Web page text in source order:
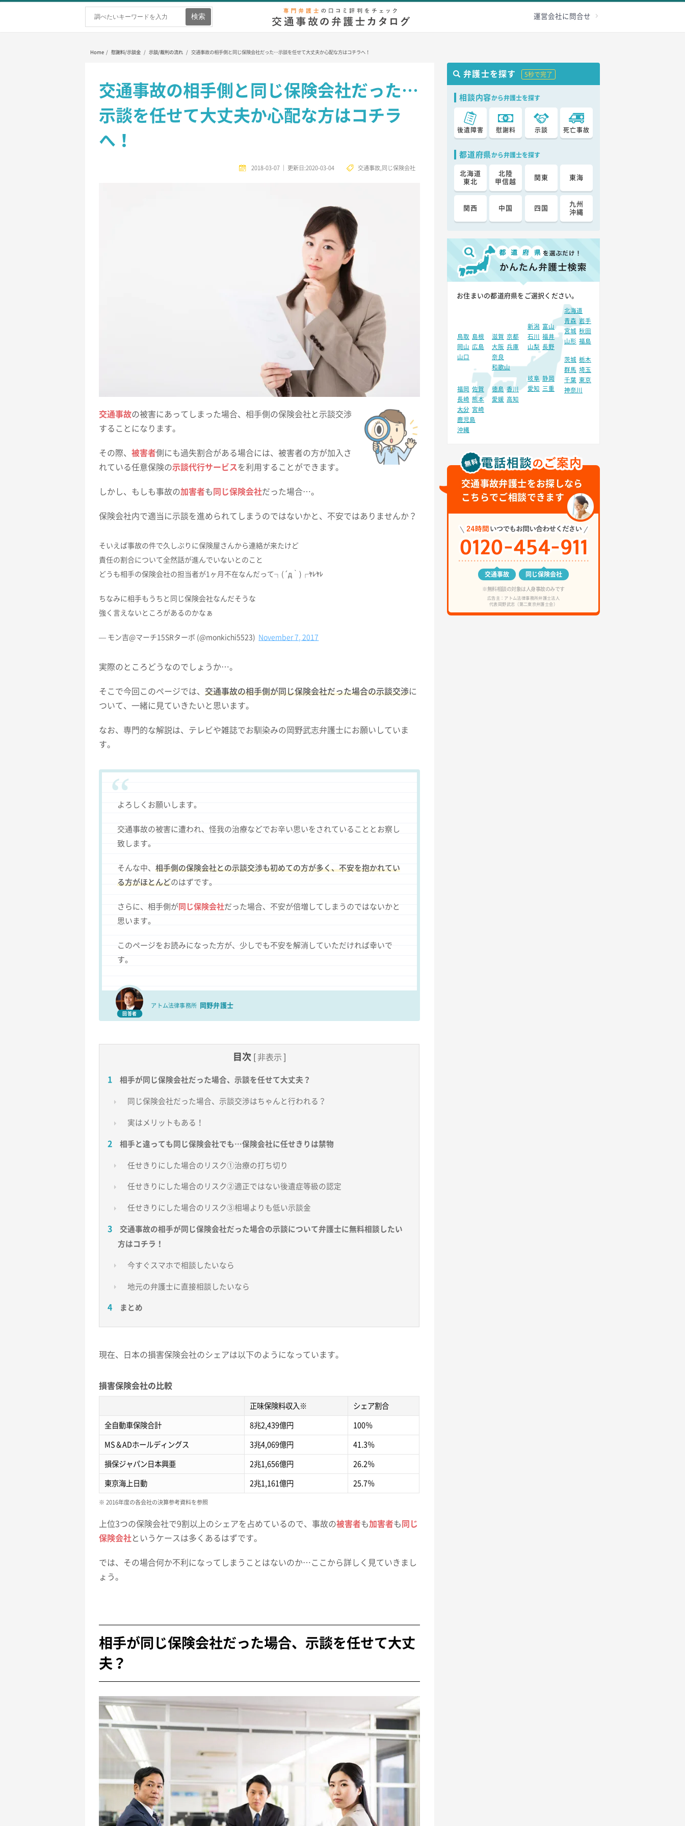
運営会社に問合せ
ホーム 弁護士を探す 弁護士費用 無料相談
Home / 慰謝料/示談金 / 示談/裁判の流れ / 交通事故の相手側と同じ保険会社だった…示談を任せて大丈夫か心配な方はコチラへ！
交通事故の相手側と同じ保険会社だった…
示談を任せて大丈夫か心配な方はコチラ
へ！
2018-03-07 交通事故
交通事故の被害にあってしまった場合、相手側の保険会社と示談交渉
することになります。
その際、被害者側にも過失割合がある場合には、被害者の方が加入さ
れている任意保険の示談代行サービス を利用することができます。
しかし、もしも事故の加害者も 同じ保険会社だった場合…。
保険会社内で適当に示談を進められてしまうのではないかと、不安ではありませんか？
そいえば事故の件で久しぶりに保険屋さんから連絡が来たけど
責任の割合について全然話が進んでいないとのこと
どうも相手の保険会社の担当者が1ヶ月不在なんだって┐(´д｀)┌ﾔﾚﾔﾚ
ちなみに相手もうちと同じ保険会社なんだそうな
強く言えないところがあるのかなぁ
— モン吉@マーチ15SRターボ (@monkichi5523) November 7, 2017
実際のところどうなのでしょうか…。
そこで今回このページでは、交通事故の相手側が同じ保険会社だった場合の示談交渉に
ついて、一緒に見ていきたいと思います。
なお、専門的な解説は、テレビや雑誌でお馴染みの岡野武志弁護士にお願いしていま
す。
回答者
アトム法律事務所 岡野弁護士
よろしくお願いします。
交通事故の被害に遭われ、怪我の治療などでお辛い思いをされていることとお察し
致します。
そんな中、相手側の保険会社との示談交渉も初めての方が多く、不安を抱かれてい
る方がほとんどのはずです。
さらに、相手側が 同じ保険会社だった場合、不安が倍増してしまうのではないかと
思います。
このページをお読みになった方が、少しでも不安を解消していただければ幸いで
す。
目次 非表示
相手が同じ保険会社だった場合、示談を任せて大丈夫？
同じ保険会社だった場合、示談交渉はちゃんと行われる？
実はメリットもある！
相手と違っても同じ保険会社でも…保険会社に任せきりは禁物
任せきりにした場合のリスク①治療の打ち切り
任せきりにした場合のリスク②適正ではない後遺症等級の認定
任せきりにした場合のリスク③相場よりも低い示談金
交通事故の相手が同じ保険会社だった場合の示談について弁護士に無料相談したい
方はコチラ！
今すぐスマホで相談したいなら
地元の弁護士に直接相談したいなら
まとめ
現在、日本の損害保険会社のシェアは以下のようになっています。
損害保険会社の比較
正味保険料収入※ シェア割合
全自動車保険合計 8兆2,439億円 100％
MS＆ADホールディングス 3兆4,069億円 41.3％
損保ジャパン日本興亜 2兆1,656億円 26.2％
東京海上日動 2兆1,161億円 25.7％
※ 2016年度の各会社の決算参考資料を参照
上位3つの保険会社で9割以上のシェアを占めているので、事故の被害者も加害者も 同じ
保険会社というケースは多くあるはずです。
では、その場合何か不利になってしまうことはないのか…ここから詳しく見ていきまし
ょう。
相手が同じ保険会社だった場合、示談を任せて大丈
夫？
弁護士を探す 5秒で完了
相談内容から弁護士を探す
後遺障害 慰謝料 示談 死亡事故
都道府県から弁護士を探す
北海道
東北
北陸
甲信越
関東 東海
関西 中国 四国
九州
沖縄
お住まいの都道府県をご選択ください。
北海道
青森 岩手
宮城 秋田
山形 福島
新潟
富山
石川
福井
山梨 長野
茨城 栃木
群馬 埼玉
千葉 東京
神奈川
岐阜
静岡
愛知
三重
滋賀 京都
大阪 兵庫
奈良
和歌山
鳥取
島根
岡山
広島
山口
徳島 香川
愛媛 高知
福岡
佐賀
長崎 熊本
大分
宮崎
鹿児島
沖縄
交通事故弁護士をお探しなら
こちらでご相談できます
交通事故 同じ保険会社
※無料相談の対象は人身事故のみです
広告主：アトム法律事務所弁護士法人
代表岡野武志（第二東京弁護士会）